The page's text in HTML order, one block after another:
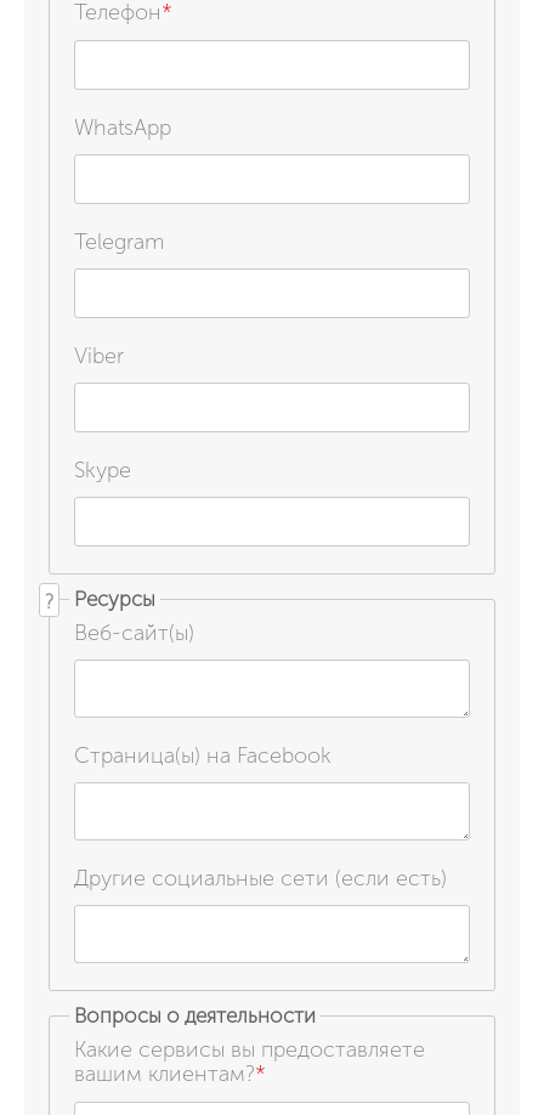
Телефон*
WhatsApp
Telegram
Viber
Skype
Ресурсы
?
Веб-сайт(ы)
Страница(ы) на Facebook
Другие социальные сети (если есть)
Вопросы о деятельности
Какие сервисы вы предоставляете
вашим клиентам?*